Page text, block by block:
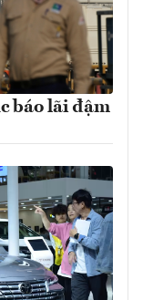
báo lãi đậm